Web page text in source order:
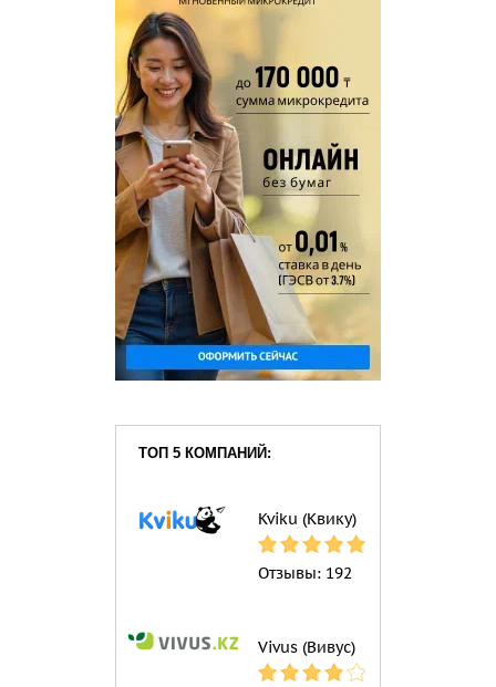
ТОП 5 КОМПАНИЙ:
Kviku (Квику)
Отзывы: 192
Vivus (Вивус)